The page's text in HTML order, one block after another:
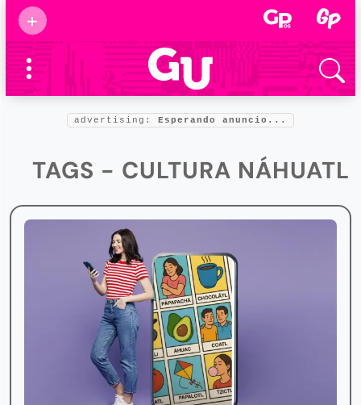
+
Supermamás
2025
Marcas de
confianza
Foro salud
advertising: Esperando anuncio...
TAGS - CULTURA NÁHUATL